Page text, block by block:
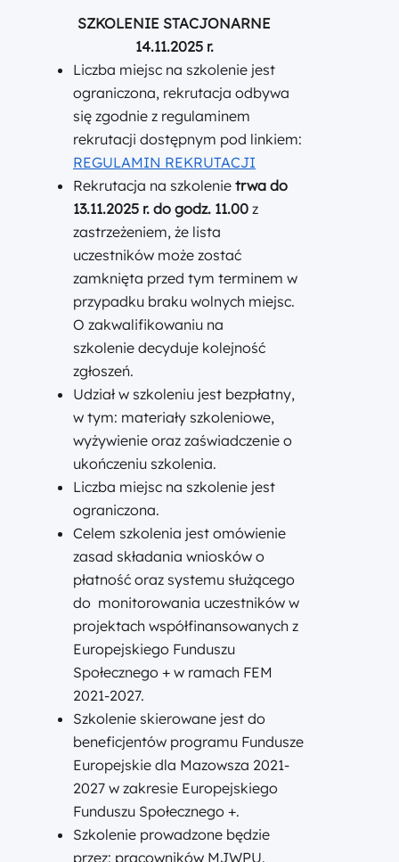
SZKOLENIE STACJONARNE
14.11.2025 r.
Liczba miejsc na szkolenie jest
ograniczona, rekrutacja odbywa
się zgodnie z regulaminem
rekrutacji dostępnym pod linkiem:
REGULAMIN REKRUTACJI
Rekrutacja na szkolenie trwa do
13.11.2025 r. do godz. 11.00 z
zastrzeżeniem, że lista
uczestników może zostać
zamknięta przed tym terminem w
przypadku braku wolnych miejsc.
O zakwalifikowaniu na
szkolenie decyduje kolejność
zgłoszeń.
Udział w szkoleniu jest bezpłatny,
w tym: materiały szkoleniowe,
wyżywienie oraz zaświadczenie o
ukończeniu szkolenia.
Liczba miejsc na szkolenie jest
ograniczona.
Celem szkolenia jest omówienie
zasad składania wniosków o
płatność oraz systemu służącego
do monitorowania uczestników w
projektach współfinansowanych z
Europejskiego Funduszu
Społecznego + w ramach FEM
2021-2027.
Szkolenie skierowane jest do
beneficjentów programu Fundusze
Europejskie dla Mazowsza 2021-
2027 w zakresie Europejskiego
Funduszu Społecznego +.
Szkolenie prowadzone będzie
przez: pracowników MJWPU.